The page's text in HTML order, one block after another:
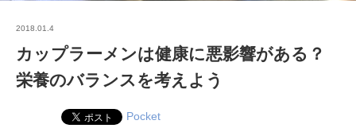
2018.01.4
カップラーメンは健康に悪影響がある？
栄養のバランスを考えよう
Pocket